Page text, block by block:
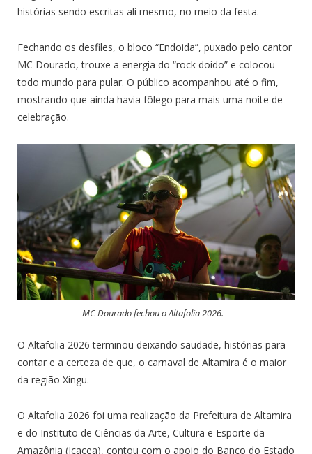
histórias sendo escritas ali mesmo, no meio da festa.
Fechando os desfiles, o bloco “Endoida”, puxado pelo cantor
MC Dourado, trouxe a energia do “rock doido” e colocou
todo mundo para pular. O público acompanhou até o fim,
mostrando que ainda havia fôlego para mais uma noite de
celebração.
MC Dourado fechou o Altafolia 2026.
O Altafolia 2026 terminou deixando saudade, histórias para
contar e a certeza de que, o carnaval de Altamira é o maior
da região Xingu.
O Altafolia 2026 foi uma realização da Prefeitura de Altamira
e do Instituto de Ciências da Arte, Cultura e Esporte da
Amazônia (Icacea), contou com o apoio do Banco do Estado